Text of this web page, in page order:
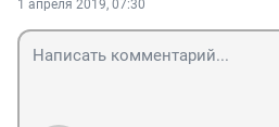
1 апреля 2019, 07:30